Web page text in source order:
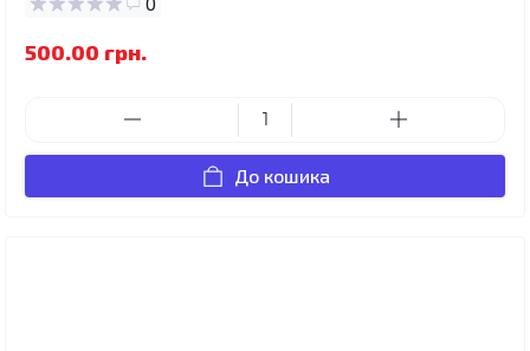
500.00 грн.
До кошика